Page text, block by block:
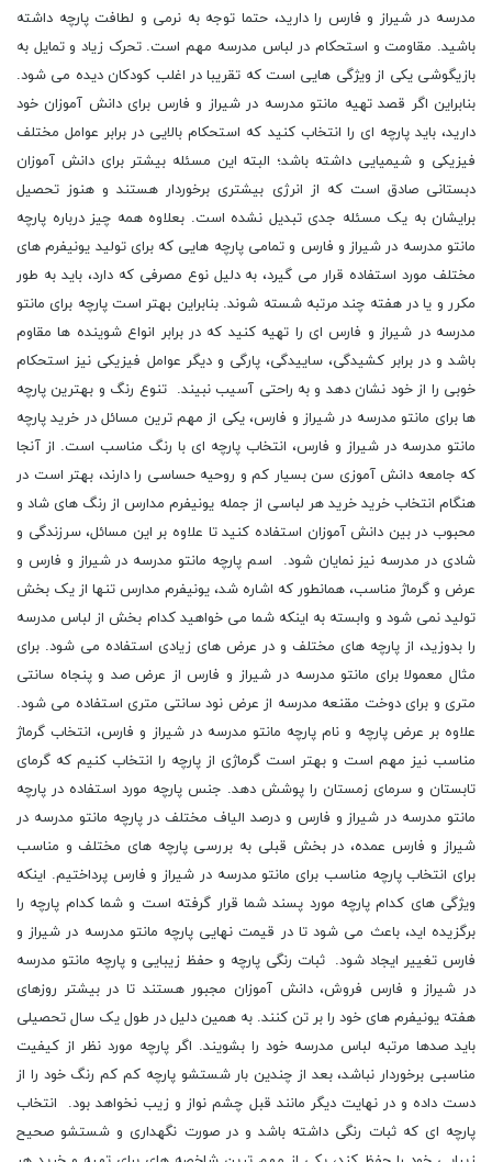
مدرسه در شیراز و فارس را دارید، حتما توجه به نرمی و لطافت پارچه داشته
باشید. مقاومت و استحکام در لباس مدرسه مهم است. تحرک زیاد و تمایل به
بازیگوشی یکی از ویژگی هایی است که تقریبا در اغلب کودکان دیده می شود.
بنابراین اگر قصد تهیه مانتو مدرسه در شیراز و فارس برای دانش آموزان خود
دارید، باید پارچه ای را انتخاب کنید که استحکام بالایی در برابر عوامل مختلف
فیزیکی و شیمیایی داشته باشد؛ البته این مسئله بیشتر برای دانش آموزان
دبستانی صادق است که از انرژی بیشتری برخوردار هستند و هنوز تحصیل
برایشان به یک مسئله جدی تبدیل نشده است. بعلاوه همه چیز درباره پارچه
مانتو مدرسه در شیراز و فارس و تمامی پارچه هایی که برای تولید یونیفرم های
مختلف مورد استفاده قرار می گیرد، به دلیل نوع مصرفی که دارد، باید به طور
مکرر و یا در هفته چند مرتبه شسته شوند. بنابراین بهتر است پارچه برای مانتو
مدرسه در شیراز و فارس ای را تهیه کنید که در برابر انواع شوینده ها مقاوم
باشد و در برابر کشیدگی، ساییدگی، پارگی و دیگر عوامل فیزیکی نیز استحکام
خوبی را از خود نشان دهد و به راحتی آسیب نبیند. تنوع رنگ و بهترین پارچه
ها برای مانتو مدرسه در شیراز و فارس، یکی از مهم ترین مسائل در خرید پارچه
مانتو مدرسه در شیراز و فارس، انتخاب پارچه ای با رنگ مناسب است. از آنجا
که جامعه دانش آموزی سن بسیار کم و روحیه حساسی را دارند، بهتر است در
هنگام انتخاب خرید خرید هر لباسی از جمله یونیفرم مدارس از رنگ های شاد و
محبوب در بین دانش آموزان استفاده کنید تا علاوه بر این مسائل، سرزندگی و
شادی در مدرسه نیز نمایان شود. اسم پارچه مانتو مدرسه در شیراز و فارس و
عرض و گرماژ مناسب، همانطور که اشاره شد، یونیفرم مدارس تنها از یک بخش
تولید نمی شود و وابسته به اینکه شما می خواهید کدام بخش از لباس مدرسه
را بدوزید، از پارچه های مختلف و در عرض های زیادی استفاده می شود. برای
مثال معمولا برای مانتو مدرسه در شیراز و فارس از عرض صد و پنجاه سانتی
متری و برای دوخت مقنعه مدرسه از عرض نود سانتی متری استفاده می شود.
علاوه بر عرض پارچه و نام پارچه مانتو مدرسه در شیراز و فارس، انتخاب گرماژ
مناسب نیز مهم است و بهتر است گرماژی از پارچه را انتخاب کنیم که گرمای
تابستان و سرمای زمستان را پوشش دهد. جنس پارچه مورد استفاده در پارچه
مانتو مدرسه در شیراز و فارس و درصد الیاف مختلف در پارچه مانتو مدرسه در
شیراز و فارس عمده، در بخش قبلی به بررسی پارچه های مختلف و مناسب
برای انتخاب پارچه مناسب برای مانتو مدرسه در شیراز و فارس پرداختیم. اینکه
ویژگی های کدام پارچه مورد پسند شما قرار گرفته است و شما کدام پارچه را
برگزیده اید، باعث می شود تا در قیمت نهایی پارچه مانتو مدرسه در شیراز و
فارس تغییر ایجاد شود. ثبات رنگی پارچه و حفظ زیبایی و پارچه مانتو مدرسه
در شیراز و فارس فروش، دانش آموزان مجبور هستند تا در بیشتر روزهای
هفته یونیفرم های خود را بر تن کنند. به همین دلیل در طول یک سال تحصیلی
باید صدها مرتبه لباس مدرسه خود را بشویند. اگر پارچه مورد نظر از کیفیت
مناسبی برخوردار نباشد، بعد از چندین بار شستشو پارچه کم کم رنگ خود را از
دست داده و در نهایت دیگر مانند قبل چشم نواز و زیب نخواهد بود. انتخاب
پارچه ای که ثبات رنگی داشته باشد و در صورت نگهداری و شستشو صحیح